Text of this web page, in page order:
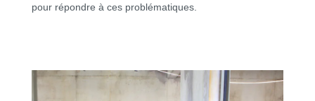
pour répondre à ces problématiques.